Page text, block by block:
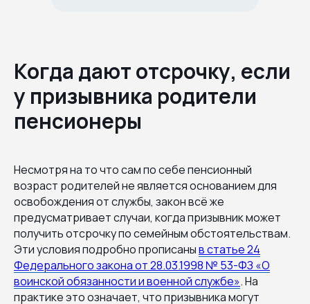
Когда дают отсрочку, если
у призывника родители
пенсионеры
Несмотря на то что сам по себе пенсионный
возраст родителей не является основанием для
освобождения от службы, закон всё же
предусматривает случаи, когда призывник может
получить отсрочку по семейным обстоятельствам.
Эти условия подробно прописаныв статье 24
Федерального закона от 28.03.1998 № 53-ФЗ «О
воинской обязанности и военной службе». На
практике это означает, что призывника могут